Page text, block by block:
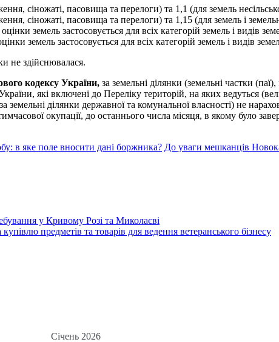
сіножаті, пасовища та перелоги) та 1,1 (для земель
сіножаті, пасовища та перелоги) та 1,15 (для земель і
земель застосовується для всіх категорій земель і видів
земель застосовується для всіх категорій земель і видів
не здійснювалася.
кодексу України, за земельні ділянки (земельні частки
які включені до Переліку територій, на яких ведуться
ділянки державної та комунальної власності) не
окупації, до останнього числа місяця, в якому було
в яке поле вносити дані боржника? До уваги мешканців
у Кривому Розі та Миколаєві
предметів та товарів для ведення ветеранського бізнесу
Січень 2026